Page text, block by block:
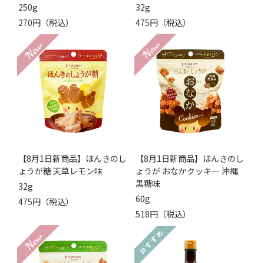
250g
270円（税込）
32g
475円（税込）
【8月1日新商品】ほんきのし
ょうが糖 天草レモン味
32g
475円（税込）
【8月1日新商品】ほんきのし
ょうが おなかクッキー 沖縄
黒糖味
60g
518円（税込）